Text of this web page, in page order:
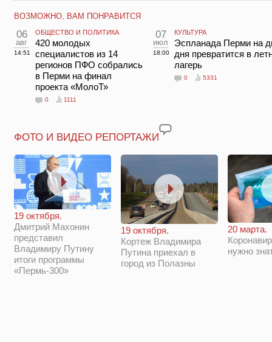
ВОЗМОЖНО, ВАМ ПОНРАВИТСЯ
06
авг
14:51
ОБЩЕСТВО И ПОЛИТИКА
420 молодых
специалистов из 14
регионов ПФО собрались
в Перми на финал
проекта «МолоТ»
0 1111
07
июл
18:00
КУЛЬТУРА
Эспланада Перми на
дня превратится в
лагерь
0 5331
ФОТО И ВИДЕО РЕПОРТАЖИ
19 октября.
Дмитрий Махонин
представил
Владимиру Путину
итоги программы
«Пермь-300»
19 октября.
Кортеж Владимира
Путина приехал в
город из Полазны
20 марта.
нужно